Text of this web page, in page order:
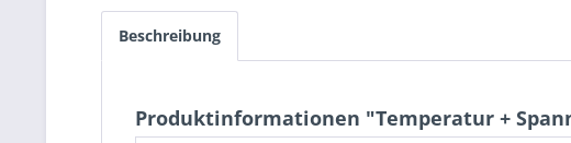
Beschreibung
Produktinformationen "Temperatur +